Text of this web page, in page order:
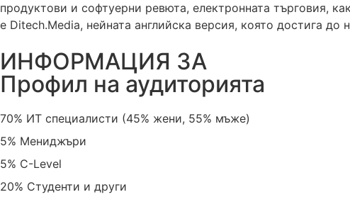
продуктови и софтуерни ревюта, електронната търговия,
е Ditech.Media, нейната английска версия, която достига до
ИНФОРМАЦИЯ ЗА
Профил на аудиторията
70% ИТ специалисти (45% жени, 55% мъже)
5% Mениджъри
5% C-Level
20% Студенти и други